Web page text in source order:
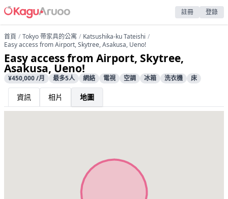
註冊 登錄
首頁 Tokyo 帶家具的公寓
Katsushika-ku Tateishi
Easy access from Airport, Skytree, Asakusa, Ueno!
Easy access from Airport, Skytree,
Asakusa, Ueno!
¥450,000 /月 最多5人 網絡 電視 空調 冰箱 洗衣機 床
資訊 相片 地圖